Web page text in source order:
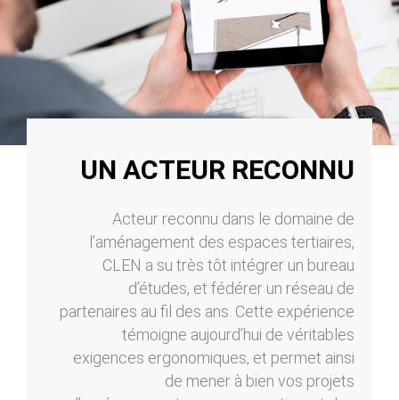
UN ACTEUR RECONNU
Acteur reconnu dans le domaine de
l’aménagement des espaces tertiaires,
CLEN a su très tôt intégrer un bureau
d’études, et fédérer un réseau de
partenaires au fil des ans. Cette expérience
témoigne aujourd’hui de véritables
exigences ergonomiques, et permet ainsi
de mener à bien vos projets